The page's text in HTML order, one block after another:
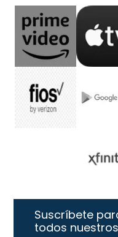
Suscríbete
todos